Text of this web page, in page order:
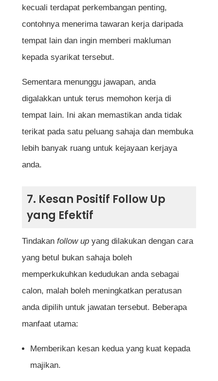
kecuali terdapat perkembangan penting,
contohnya menerima tawaran kerja daripada
tempat lain dan ingin memberi makluman
kepada syarikat tersebut.
Sementara menunggu jawapan, anda
digalakkan untuk terus memohon kerja di
tempat lain. Ini akan memastikan anda tidak
terikat pada satu peluang sahaja dan membuka
lebih banyak ruang untuk kejayaan kerjaya
anda.
7. Kesan Positif Follow Up
yang Efektif
Tindakan follow upyang dilakukan dengan cara
yang betul bukan sahaja boleh
memperkukuhkan kedudukan anda sebagai
calon, malah boleh meningkatkan peratusan
anda dipilih untuk jawatan tersebut. Beberapa
manfaat utama:
Memberikan kesan kedua yang kuat kepada
majikan.